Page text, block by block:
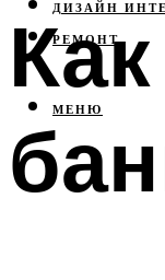
ДИЗАЙН
РЕМОНТ
МЕНЮ